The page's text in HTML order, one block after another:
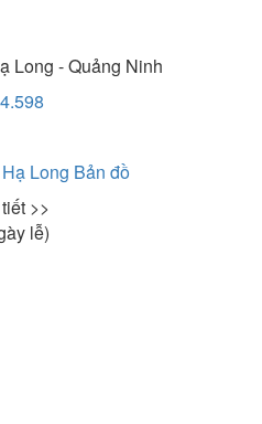
Long - Quảng Ninh
Long Bản đồ
>>
lễ)